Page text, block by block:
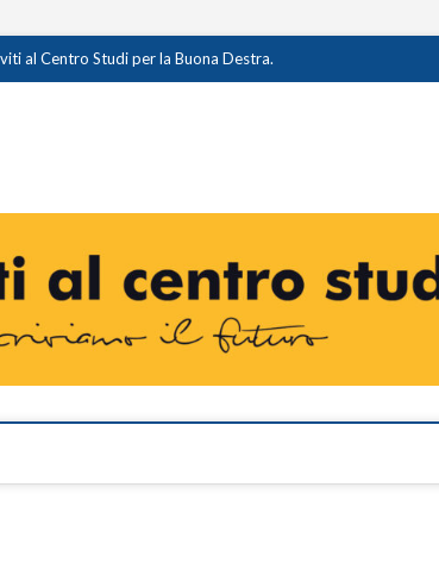
al Centro Studi per la Buona Destra.